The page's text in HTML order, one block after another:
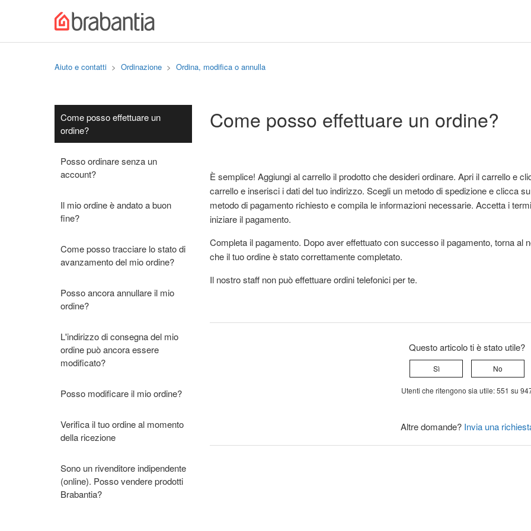
Aiuto e contatti Ordinazione Ordina, modifica o annulla
Come posso effettuare un
ordine?
Posso ordinare senza un
account?
Il mio ordine è andato a buon
fine?
Come posso tracciare lo stato di
avanzamento del mio ordine?
Posso ancora annullare il mio
ordine?
L'indirizzo di consegna del mio
ordine può ancora essere
modificato?
Posso modificare il mio ordine?
Verifica il tuo ordine al momento
della ricezione
Sono un rivenditore indipendente
(online). Posso vendere prodotti
Brabantia?
Come posso effettuare un ordine?
È semplice! Aggiungi al carrello il prodotto che desideri ordinare. Apri il carrello e
carrello e inserisci i dati del tuo indirizzo. Scegli un metodo di spedizione e clicca
metodo di pagamento richiesto e compila le informazioni necessarie. Accetta i
iniziare il pagamento.
Completa il pagamento. Dopo aver effettuato con successo il pagamento, torna al
che il tuo ordine è stato correttamente completato.
Il nostro staff non può effettuare ordini telefonici per te.
Questo articolo ti è stato utile?
Sì No
Utenti che ritengono sia utile: 551 su
Altre domande? Invia una